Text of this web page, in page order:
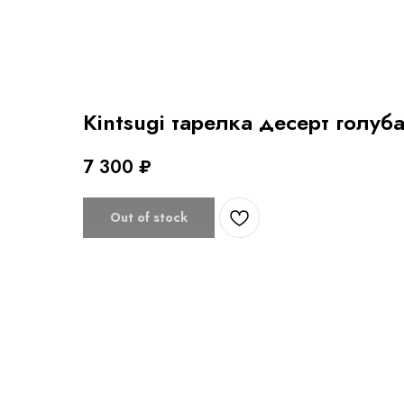
Kintsugi тарелка десерт
7 300 ₽
Out of stock